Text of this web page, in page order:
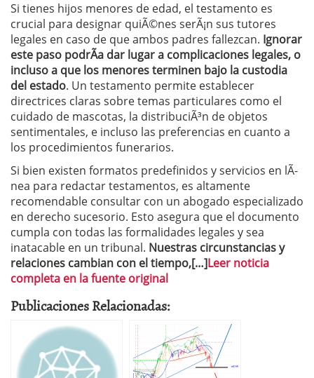
Si tienes hijos menores de edad, el testamento es
crucial para designar quiÃ©nes serÃ¡n sus tutores
legales en caso de que ambos padres fallezcan. Ignorar
este paso podrÃ­a dar lugar a complicaciones legales, o
incluso a que los menores terminen bajo la custodia
del estado. Un testamento permite establecer
directrices claras sobre temas particulares como el
cuidado de mascotas, la distribuciÃ³n de objetos
sentimentales, e incluso las preferencias en cuanto a
los procedimientos funerarios.
Si bien existen formatos predefinidos y servicios en lÃ­
nea para redactar testamentos, es altamente
recomendable consultar con un abogado especializado
en derecho sucesorio. Esto asegura que el documento
cumpla con todas las formalidades legales y sea
inatacable en un tribunal. Nuestras circunstancias y
relaciones cambian con el tiempo,[…]Leer noticia
completa en la fuente original
Publicaciones Relacionadas: